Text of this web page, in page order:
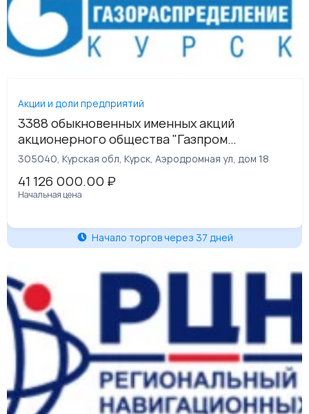
Акции и доли предприятий
3388 обыкновенных именных акций
акционерного общества "Газпром
газораспределение Курск", что составляет
305040, Курская обл, Курск, Аэродромная ул, дом 18
41 126 000.00 ₽
Начальная цена
Начало торгов через 37 дней